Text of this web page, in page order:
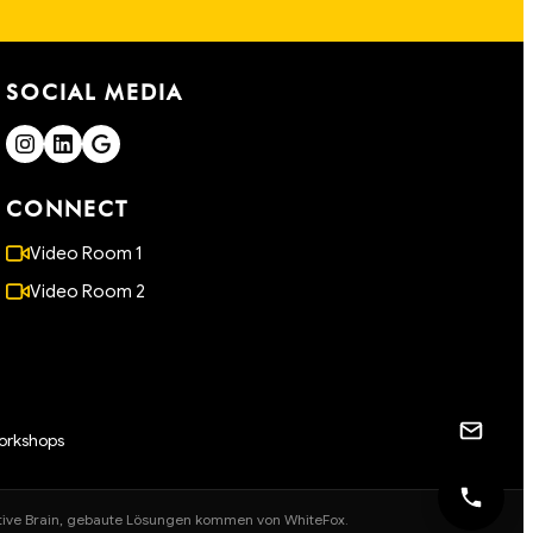
SOCIAL MEDIA
CONNECT
Video Room 1
Video Room 2
Brain, gebaute Lösungen kommen von WhiteFox.